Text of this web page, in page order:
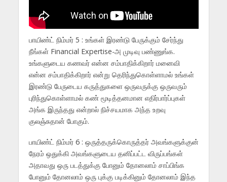
பாயிண்ட் நிம்மர் 5 : உங்கள் இரண்டு பேருக்கும் சேர்ந்து
நீங்கள் Financial Expertise-அ முடிவு பண்ணுங்க.
உங்களுடைய கணவர் என்ன சம்பாதிக்கிறார் மனைவி
என்ன சம்பாதிக்கிறார் என்று தெரிந்துகொள்ளாமல் உங்கள்
இரண்டு பேருடைய கருத்துகளை ஒருவருக்கு ஒருவரும்
புரிந்துகொள்ளாமல் கண் மூடித்தனமான எதிர்பார்ப்புகள்
அங்க இருந்தது என்றால் நிச்சயமாக அந்த உறவு
குலஞ்சுதான் போகும்.
பாயிண்ட் நிம்மர் 6 : ஒருத்தருக்கொருத்தர் அவங்களுக்குன்
நேரம் ஒதுக்கி அவங்களுடைய தனிப்பட்ட விருப்பங்கள்
அதாவது ஒரு படத்துக்கு போனும் தோனலாம் சாப்பிங்க
போனும் தோனலாம் ஒரு புக்கு படிக்கினும் தோனலாம் இந்த